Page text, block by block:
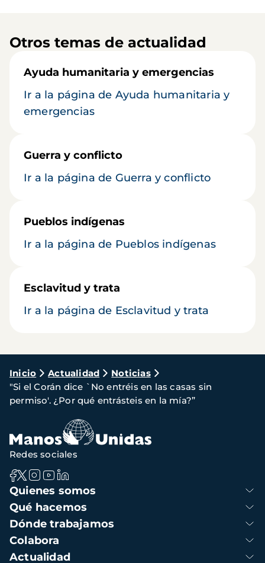
Otros temas de actualidad
Ayuda humanitaria y emergencias
Ir a la página de Ayuda humanitaria y
emergencias
Guerra y conflicto
Ir a la página de Guerra y conflicto
Pueblos indígenas
Ir a la página de Pueblos indígenas
Esclavitud y trata
Ir a la página de Esclavitud y trata
Ruta
de
navegación
Inicio Actualidad
Noticias
"Si el Corán dice `No entréis en las casas sin
permiso'. ¿Por qué entrásteis en la mía?”
Navegación
principal
Quienes somos
Qué hacemos
Dónde trabajamos
Colabora
Actualidad
Redes sociales